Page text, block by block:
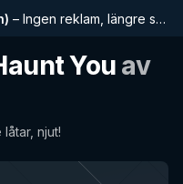
) – Ingen reklam, längre spellistor, komplett historik och tidig tillgång till nya funktioner
You av
låtar, njut!